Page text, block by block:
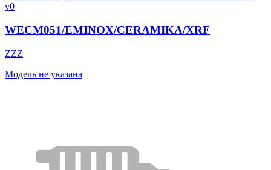
v0
WECM051/EMINOX/CERAMIKA/XRF
ZZZ
Модель не указана